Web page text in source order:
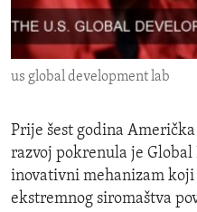
ENVIRONMENT AND
IDEALS AND INSTITUTIONS
us global development lab
Prije šest godina
razvoj pokrenula je Global
inovativni mehanizam
ekstremnog siromaštva